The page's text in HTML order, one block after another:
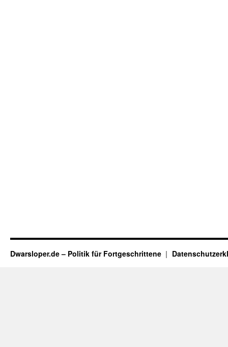
Dwarsloper.de – Politik für Fortgeschrittene